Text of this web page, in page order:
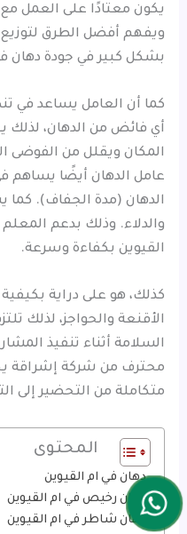
يكون معتادًا على العمل
ويفهم أفضل الطرق
بشكل كبير في جودة دهان
كما أن العامل يساعد في
أي فائض من الدهان، لذلك
المكان ويقلل من الفوضى
عامل الدهان أيضًا يساهم
الدهان (مدة الجفاف). كما
والدلاء. وذلك بدعم
القيوين بكفاءة وسرعة.
كذلك، هو على دراية
الأقنعة والحواجز، لذلك
السلامة أثناء تنفيذ
محترف من شركة إشراقة
متكاملة من التحضير إلى
المحتوى
دهان في ام القيوين
دهان رخيص في ام القيوين
دهان شاطر في ام القيوين